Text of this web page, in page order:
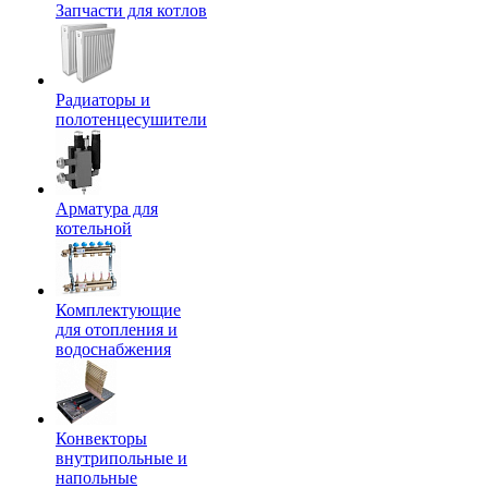
Запчасти для котлов
Радиаторы и
полотенцесушители
Арматура для
котельной
Комплектующие
для отопления и
водоснабжения
Конвекторы
внутрипольные и
напольные